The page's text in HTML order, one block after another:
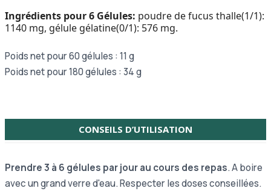
Ingrédients pour 6 Gélules: poudre de fucus thalle(1/1):
1140 mg, gélule gélatine(0/1): 576 mg.
Poids net pour 60 gélules : 11 g
Poids net pour 180 gélules : 34 g
CONSEILS D’UTILISATION
Prendre 3 à 6 gélules par jour au cours des repas. A boire
avec un grand verre d'eau. Respecter les doses conseillées.